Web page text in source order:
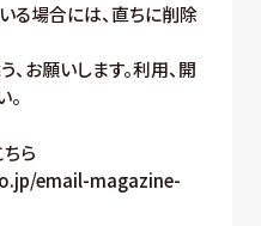
る場合には、直ちに削除
お願いします。利用、開
ら
email-magazine-